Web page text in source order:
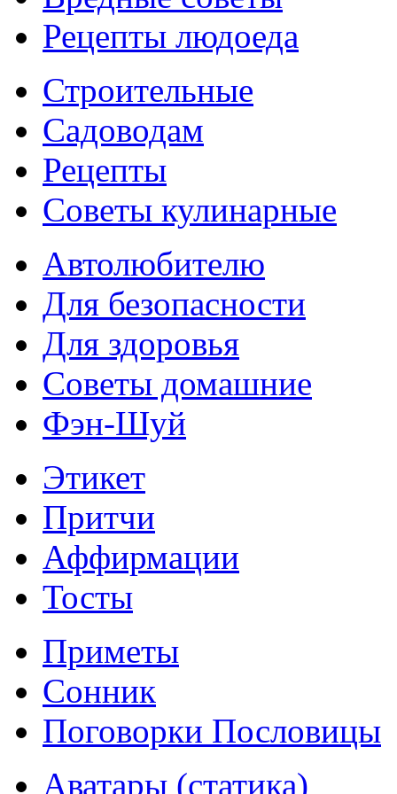
Рецепты людоеда
Строительные
Садоводам
Рецепты
Советы кулинарные
Автолюбителю
Для безопасности
Для здоровья
Советы домашние
Фэн-Шуй
Этикет
Притчи
Аффирмации
Тосты
Приметы
Сонник
Поговорки Пословицы
Аватары (статика)